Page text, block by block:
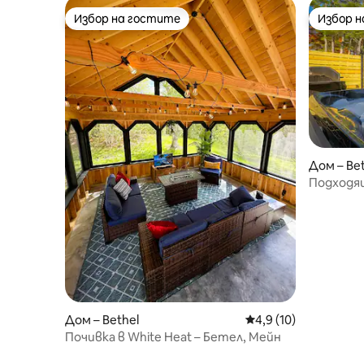
Избор на гостите
Избор на гостите
Дом – Bethel Средна оценка: 4,9
4,9 (10)
Почивка в White Heat – Бетел, Мейн
Избор
Избор
Дом –